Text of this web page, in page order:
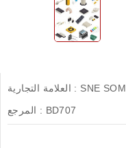
العلامة التجارية : SNE
المرجع : BD707